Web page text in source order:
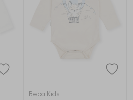
Beba Kids